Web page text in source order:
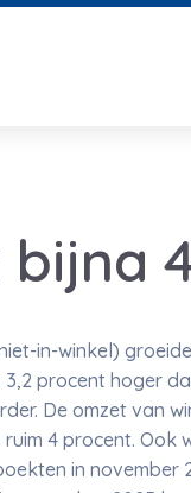
in-winkel)
procent hoger
De omzet van
4 procent. Ook
in november